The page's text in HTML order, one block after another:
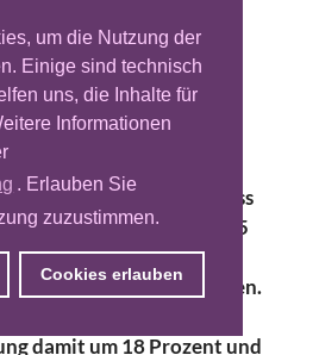
um die Nutzung der
Einige sind technisch
uns, die Inhalte für
Informationen
. Erlauben Sie
zuzustimmen.
Cookies erlauben
wird über die nächsten
der digitalen
Ausgabe des
Zenith, dass
für Online-Video von 45
in diesem Jahr auf 61
bis 2021 steigen werden.
damit um 18 Prozent und